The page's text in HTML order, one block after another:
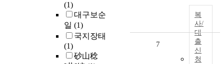
(1)
대구보순
일 (1)
국지장태
(1)
砂山稔
복
사/
대
출
신
청
7